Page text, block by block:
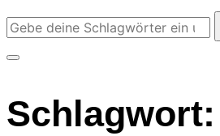
Suchen
Navigation
Schlagwort: